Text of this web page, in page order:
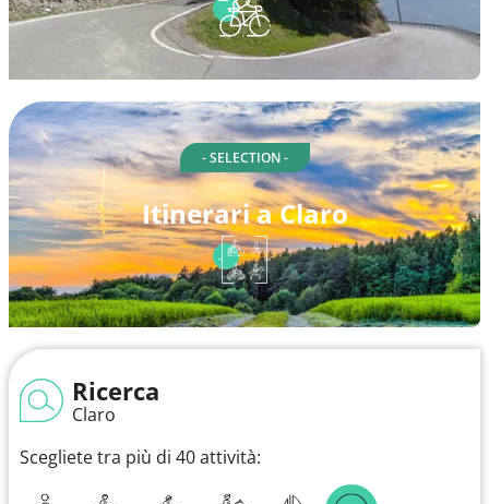
- SELECTION -
Itinerari a Claro
Ricerca
Claro
Scegliete tra più di 40 attività: